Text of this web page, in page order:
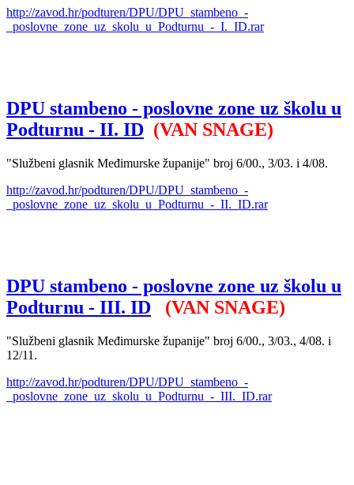
http://zavod.hr/podturen/DPU/DPU_stambeno_-
_poslovne_zone_uz_skolu_u_Podturnu_-_I._ID.rar
DPU stambeno - poslovne zone uz školu u
Podturnu - II. ID (VAN SNAGE)
"Službeni glasnik Međimurske županije" broj 6/00., 3/03. i 4/08.
http://zavod.hr/podturen/DPU/DPU_stambeno_-
_poslovne_zone_uz_skolu_u_Podturnu_-_II._ID.rar
DPU stambeno - poslovne zone uz školu u
Podturnu - III. ID
(VAN SNAGE)
"Službeni glasnik Međimurske županije" broj 6/00., 3/03., 4/08. i
12/11.
http://zavod.hr/podturen/DPU/DPU_stambeno_-
_poslovne_zone_uz_skolu_u_Podturnu_-_III._ID.rar